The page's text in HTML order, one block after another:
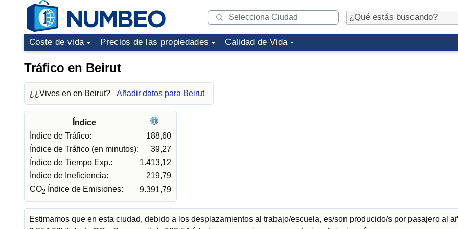
Coste de vida Precios de las propiedades Calidad de Vida
Tráfico en Beirut
¿¿Vives en en Beirut? Añadir datos para Beirut
Índice
Índice de Tráfico:
188,60
Índice de Tráfico (en minutos):
39,27
Índice de Tiempo Exp.:
1.413,12
Índice de Ineficiencia:
219,79
CO2 Índice de Emisiones: 9.391,79
Estimamos que en esta ciudad, debido a los desplazamientos al trabajo/escuela, es/son producido/s por pasajero al